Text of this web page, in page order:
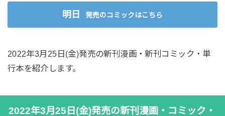
明日 発売のコミックはこちら
2022年3月25日(金)発売の新刊漫画・新刊コミック・単
行本を紹介します。
2022年3月25日(金)発売の新刊漫画・コミック・